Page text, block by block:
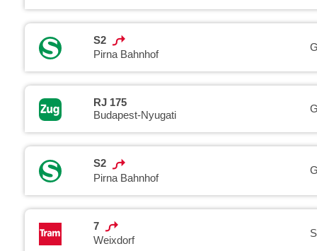
S2
Pirna Bahnhof
RJ 175
Budapest-Nyugati
S2
Pirna Bahnhof
7
Weixdorf